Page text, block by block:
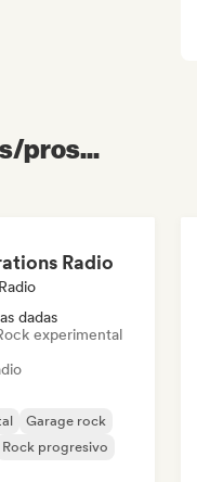
pros...
Radio
dadas
experimental
Garage rock
Rock progresivo